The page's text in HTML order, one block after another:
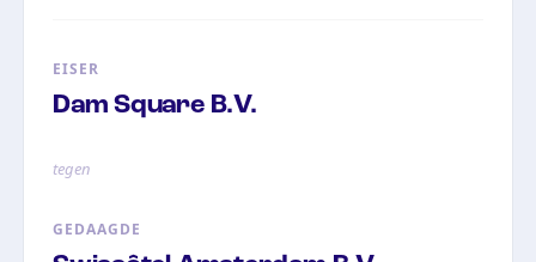
EISER
Dam Square B.V.
tegen
GEDAAGDE